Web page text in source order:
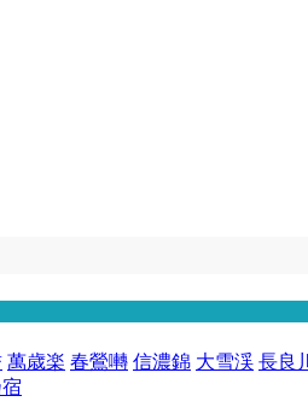
萬歳楽 春鶯囀 信濃錦 大雪渓 長良川